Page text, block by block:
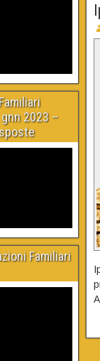
2023 –
Familiari